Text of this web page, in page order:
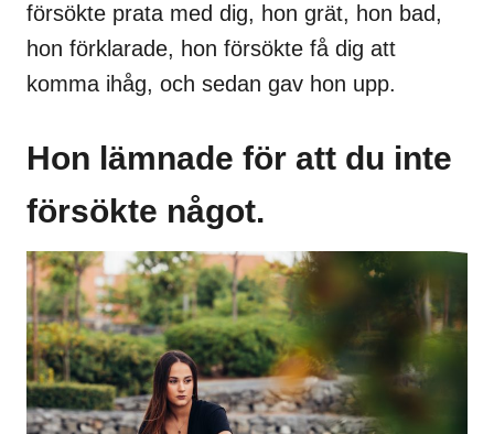
försökte prata med dig, hon grät, hon bad,
hon förklarade, hon försökte få dig att
komma ihåg, och sedan gav hon upp.
Hon lämnade för att du inte
försökte något.